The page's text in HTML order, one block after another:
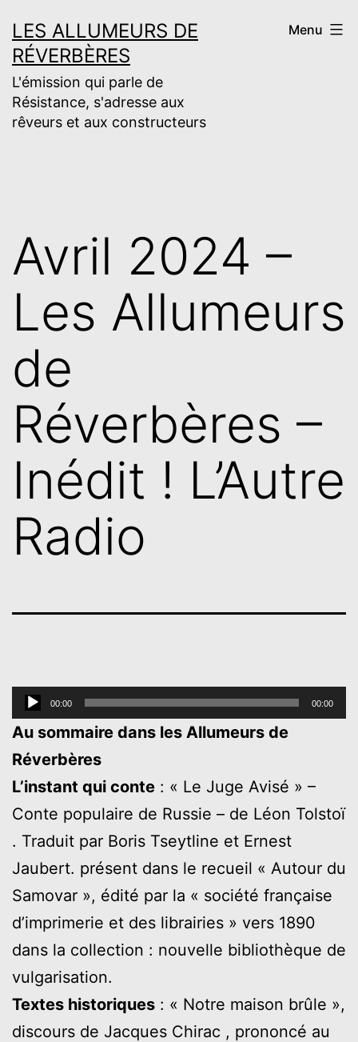
au
contenu
LES ALLUMEURS DE
RÉVERBÈRES
L'émission qui parle de
Résistance, s'adresse aux
rêveurs et aux constructeurs
Menu
Avril 2024 –
Les Allumeurs
de
Réverbères –
Inédit ! L’Autre
Radio
Lecteur
audio
00:00 00:00
Au sommaire dans les Allumeurs de
Réverbères
L’instant qui conte : « Le Juge Avisé » –
Conte populaire de Russie – de Léon Tolstoï
. Traduit par Boris Tseytline et Ernest
Jaubert. présent dans le recueil « Autour du
Samovar », édité par la « société française
d’imprimerie et des librairies » vers 1890
dans la collection : nouvelle bibliothèque de
vulgarisation.
Textes historiques : « Notre maison brûle »,
discours de Jacques Chirac , prononcé au